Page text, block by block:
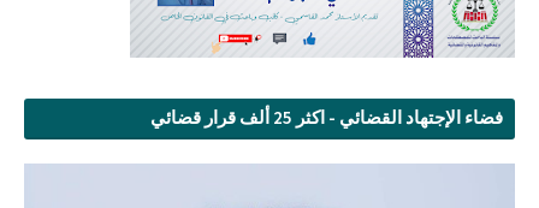
فضاء الإجتهاد القضائي - اكثر 25 ألف قرار قضائي